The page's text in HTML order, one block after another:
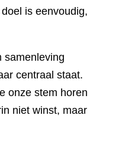
is eenvoudig,
samenleving
centraal staat.
onze stem horen
niet winst, maar